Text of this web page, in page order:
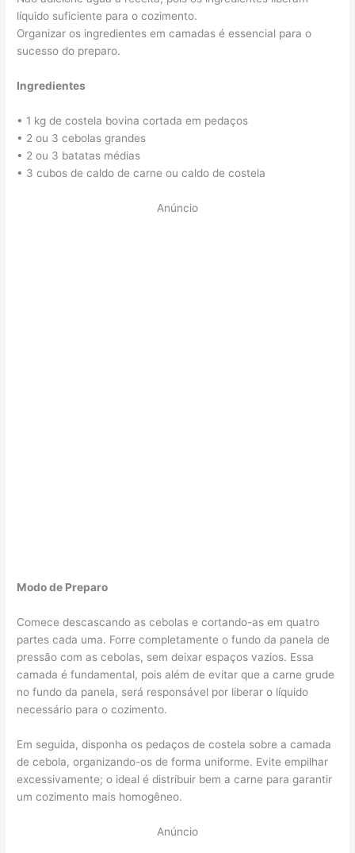
líquido suficiente para o cozimento.
Organizar os ingredientes em camadas é essencial para o
sucesso do preparo.
Ingredientes
• 1 kg de costela bovina cortada em pedaços
• 2 ou 3 cebolas grandes
• 2 ou 3 batatas médias
• 3 cubos de caldo de carne ou caldo de costela
Anúncio
Modo de Preparo
Comece descascando as cebolas e cortando-as em quatro
partes cada uma. Forre completamente o fundo da panela de
pressão com as cebolas, sem deixar espaços vazios. Essa
camada é fundamental, pois além de evitar que a carne grude
no fundo da panela, será responsável por liberar o líquido
necessário para o cozimento.
Em seguida, disponha os pedaços de costela sobre a camada
de cebola, organizando-os de forma uniforme. Evite empilhar
excessivamente; o ideal é distribuir bem a carne para garantir
um cozimento mais homogêneo.
Anúncio